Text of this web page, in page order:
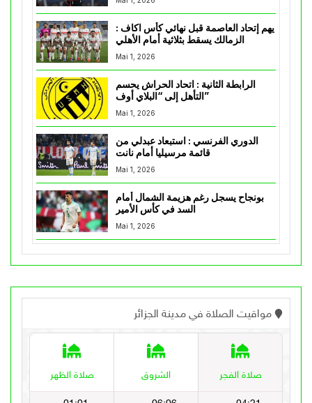
يهم إتحاد العاصمة قبل نهائي كأس اكاف :
Mai 1, 2026
الرابطة الثانية : اتحاد الحراش يحسم
التأهل إلى “البلاي أوف”
Mai 1, 2026
الدوري الفرنسي : استبعاد عبدلي من
قائمة مرسيليا أمام نانت
Mai 1, 2026
بونجاح يسجل رغم هزيمة الشمال أمام
السد في كأس الأمير
Mai 1, 2026